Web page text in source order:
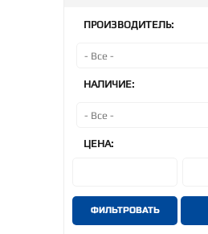
ПРОИЗВОДИТЕЛЬ:
НАЛИЧИЕ:
ЦЕНА:
ФИЛЬТРОВАТЬ